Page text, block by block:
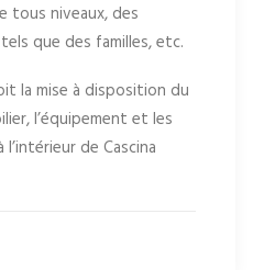
niveaux, des
que des familles, etc.
la mise à disposition du
l’équipement et les
de Cascina